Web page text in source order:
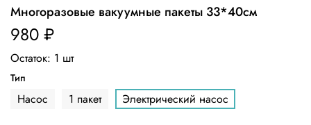
Многоразовые вакуумные пакеты 33*40см
980 ₽
Остаток: 1 шт
Тип
Насос 1 пакет Электрический насос